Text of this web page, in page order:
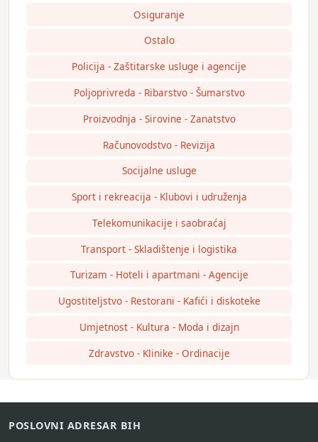
Osiguranje
Ostalo
Policija - Zaštitarske usluge i agencije
Poljoprivreda - Ribarstvo - Šumarstvo
Proizvodnja - Sirovine - Zanatstvo
Računovodstvo - Revizija
Socijalne usluge
Sport i rekreacija - Klubovi i udruženja
Telekomunikacije i saobraćaj
Transport - Skladištenje i logistika
Turizam - Hoteli i apartmani - Agencije
Ugostiteljstvo - Restorani - Kafići i diskoteke
Umjetnost - Kultura - Moda i dizajn
Zdravstvo - Klinike - Ordinacije
POSLOVNI ADRESAR BIH